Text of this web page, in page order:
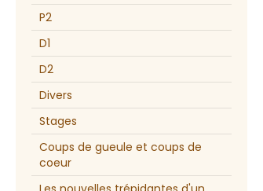
P2
D1
D2
Divers
Stages
Coups de gueule et coups de
coeur